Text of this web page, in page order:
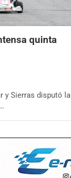
quinta
y Sierras disputó la